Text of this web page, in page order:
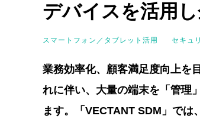
デバイスを活用
スマートフォン／タブレット活用 セキュ
業務効率化、顧客満足度向上を
れに伴い、大量の端末を「管理
ます。「VECTANT SDM」では